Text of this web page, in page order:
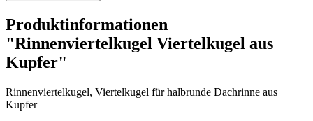
Produktinformationen
"Rinnenviertelkugel Viertelkugel aus
Kupfer"
Rinnenviertelkugel, Viertelkugel für halbrunde Dachrinne aus
Kupfer